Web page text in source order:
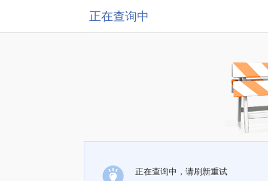
正在查询中
正在查询中，请刷新重试